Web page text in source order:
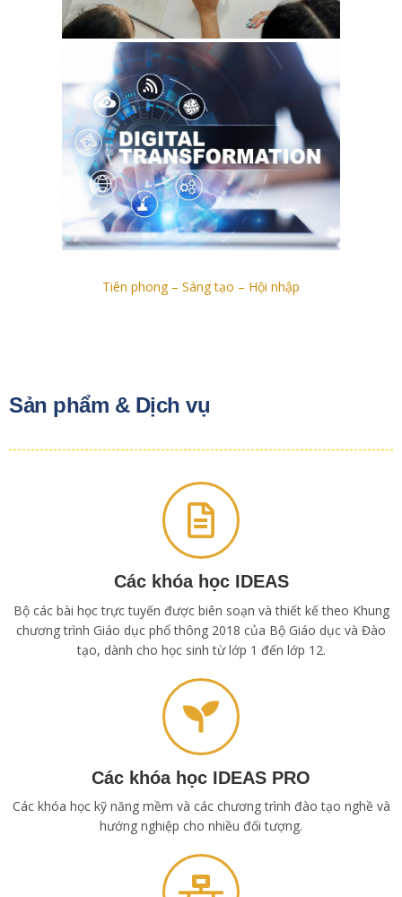
Tiên phong – Sáng tạo – Hội nhập
Sản phẩm & Dịch vụ
Các khóa học IDEAS
Bộ các bài học trực tuyến được biên soạn và thiết kế theo Khung
chương trình Giáo dục phổ thông 2018 của Bộ Giáo dục và Đào
tạo, dành cho học sinh từ lớp 1 đến lớp 12.
Các khóa học IDEAS PRO
Các khóa học kỹ năng mềm và các chương trình đào tạo nghề và
hướng nghiệp cho nhiều đối tượng.